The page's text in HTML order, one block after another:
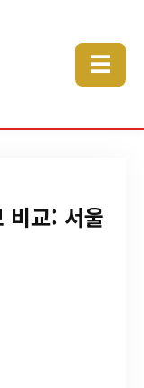
☰
비교: 서울